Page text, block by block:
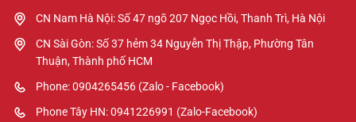
CN Nam Hà Nội: Số 47 ngõ 207 Ngọc Hồi, Thanh Trì, Hà Nội
CN Sài Gòn: Số 37 hẻm 34 Nguyễn Thị Thập, Phường Tân
Thuận, Thành phố HCM
Phone: 0904265456 (Zalo - Facebook)
Phone Tây HN: 0941226991 (Zalo-Facebook)